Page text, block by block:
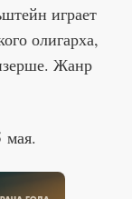
играет
олигарха,
Жанр
мая.